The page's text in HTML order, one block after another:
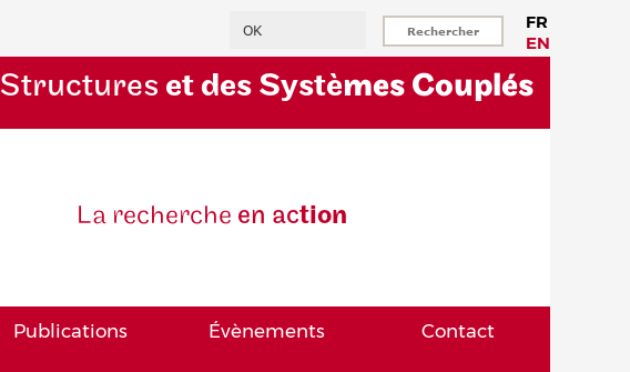
FR
EN
Structures et des Systèmes Couplés
La recherche en action
Publications Évènements Contact